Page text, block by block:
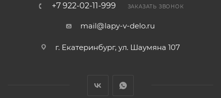
+7 922-02-11-999 ЗАКАЗАТЬ ЗВОНОК
mail@lapy-v-delo.ru
г. Екатеринбург, ул. Шаумяна 107